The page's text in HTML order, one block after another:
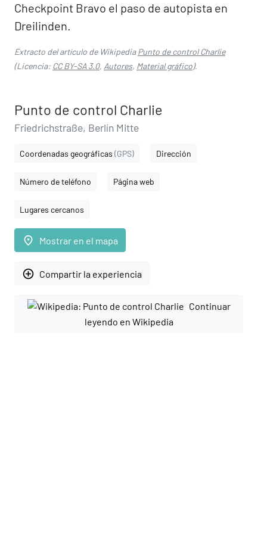
Checkpoint Bravo el paso de autopista en
Dreilinden.
Extracto del artículo de WikipediaPunto de control Charlie
(Licencia: CC BY-SA 3.0, Autores, Material gráfico).
Punto de control Charlie
Friedrichstraße, Berlín Mitte
Coordenadas geográficas (GPS) Dirección
Número de teléfono Página web
Lugares cercanos
place Mostrar en el mapa
add_circle_outline Compartir la experiencia
Continuar
leyendo en Wikipedia